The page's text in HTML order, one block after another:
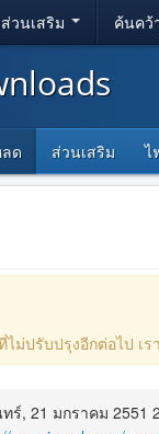
วนเสริม ค้นคว้
ด ส่วนเสริม ไ
ม่ปรับปรุงอีกต่อไป เ
ร์, 21 มกราคม 2551